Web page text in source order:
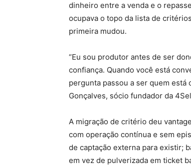
dinheiro entre a venda e o
ocupava o topo da lista de
primeira mudou.
“Eu sou produtor antes de ser
confiança. Quando você está
pergunta passou a ser quem está
Gonçalves, sócio fundador da
A migração de critério deu
com operação contínua e sem
de captação externa para existir;
em vez de pulverizada em ticket